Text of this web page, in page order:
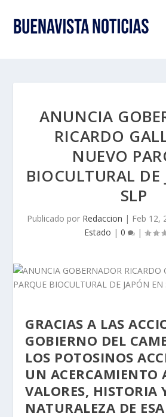
ANUNCIA
RICARDO
NUEVO
BIOCULTURAL DE
SLP
Publicado por Redaccion | Feb 12,
Estado | 0 |
GRACIAS A LAS
GOBIERNO DEL
LOS POTOSINOS
UN ACERCAMIENTO
VALORES, HISTORIA
NATURALEZA DE